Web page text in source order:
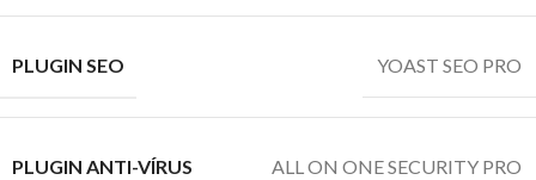
PLUGIN SEO YOAST SEO PRO
PLUGIN ANTI-VÍRUS ALL ON ONE SECURITY PRO